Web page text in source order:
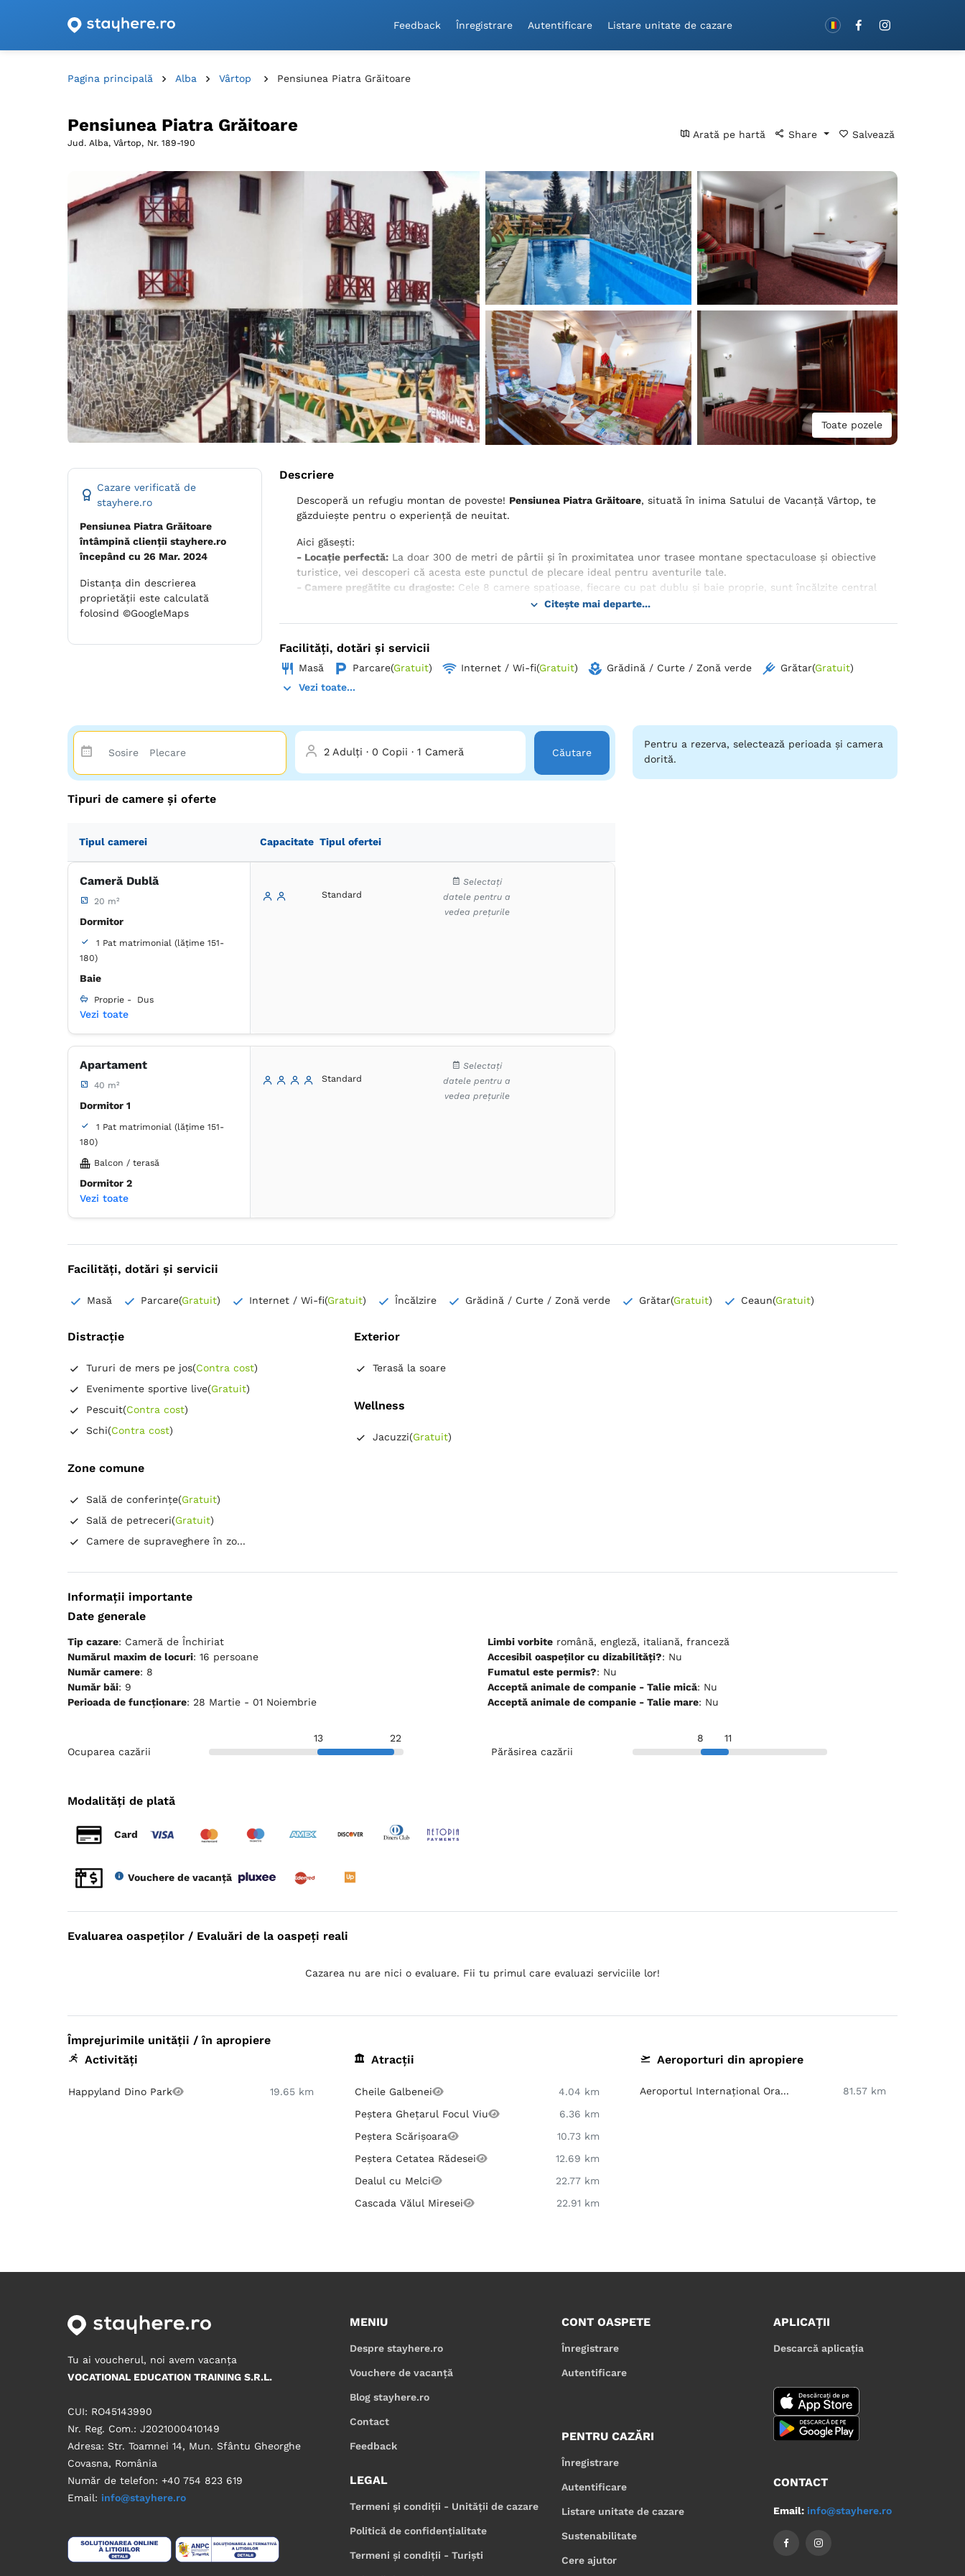
Feedback
Înregistrare Autentificare Listare unitate de cazare
Pagina principală Alba Vârtop Pensiunea Piatra Grăitoare
Pensiunea Piatra Grăitoare
Jud. Alba, Vârtop, Nr. 189-190
Arată pe hartă Share Salvează
Toate pozele
Cazare verificată de
stayhere.ro
Pensiunea Piatra Grăitoare
întâmpină clienții stayhere.ro
începând cu 26 Mar. 2024
Distanța din descrierea
proprietății este calculată
folosind ©GoogleMaps
Descriere
Descoperă un refugiu montan de poveste! Pensiunea Piatra Grăitoare, situată în inima Satului de Vacanță Vârtop, te
găzduiește pentru o experiență de neuitat.
Aici găsești:
- Locație perfectă: La doar 300 de metri de pârtii și în proximitatea unor trasee montane spectaculoase și obiective
turistice, vei descoperi că acesta este punctul de plecare ideal pentru aventurile tale.
- Camere pregătite cu dragoste: Cele 8 camere spațioase, fiecare cu pat dublu și baie proprie, sunt încălzite central
și echipate cu TV. În livingroom, ai la dispoziție chiar un PS4 pentru seri distractive.
- Atenție la detalii:Ne-am dedicat oferirii unor servicii de înaltă calitate, creând o atmosferă caldă și prietenoasă
pentru tine și ceilalți oaspeți.
Rezervă acum și pregătește-te să te bucuri de farmecul montan!
Citește mai departe...
Facilități, dotări și servicii
Masă Parcare(Gratuit) Internet / Wi-fi(Gratuit) Grădină / Curte / Zonă verde Grătar(Gratuit)
Vezi toate...
2 Adulți· 0 Copii ·1 Cameră Căutare
Tipuri de camere și oferte
Tipul camerei Capacitate Tipul ofertei
Cameră Dublă
20 m²
Dormitor
1 Pat matrimonial (lățime 151-
180)
Baie
Proprie - Duș
Umeraș pentru haine
Lenjerie de pat
TV cu ecran plat
Articole de toaletă gratuite
Hârtie igienică
Uscător de păr
Frigider în cameră
Vezi toate
Standard
Selectați
datele pentru a
vedea prețurile
Apartament
40 m²
Dormitor 1
1 Pat matrimonial (lățime 151-
180)
Balcon / terasă
Dormitor 2
1 Pat matrimonial (lățime 151-
180)
Baie 2
Hârtie igienică
Prosoape
Uscător de păr
Garderobă
Jocuri și puzzle-uri
TV cu ecran plat
Aparat de cafea
Frigider în cameră
Vezi toate
Standard
Selectați
datele pentru a
vedea prețurile
Pentru a rezerva, selectează perioada și camera
dorită.
Facilități, dotări și servicii
Masă Parcare(Gratuit) Internet / Wi-fi(Gratuit) Încălzire Grădină / Curte / Zonă verde Grătar(Gratuit) Ceaun(Gratuit)
Distracție
Tururi de mers pe jos(Contra cost)
Evenimente sportive live(Gratuit)
Pescuit(Contra cost)
Schi(Contra cost)
Zone comune
Sală de conferințe(Gratuit)
Sală de petreceri(Gratuit)
Camere de supraveghere în zo...
Exterior
Terasă la soare
Wellness
Jacuzzi(Gratuit)
Informații importante
Date generale
Tip cazare: Cameră de Închiriat
Numărul maxim de locuri: 16 persoane
Număr camere: 8
Număr băi: 9
Perioada de funcționare
: 28 Martie - 01 Noiembrie
Limbi vorbite română, engleză, italiană, franceză
Accesibil oaspeților cu dizabilități?
: Nu
Fumatul este permis?
: Nu
Acceptă animale de companie - Talie mică
: Nu
Acceptă animale de companie - Talie mare
: Nu
Ocuparea cazării
13
22
Părăsirea cazării
8 11
Modalități de plată
Card
Vouchere de vacanță
Evaluarea oaspeților / Evaluări de la oaspeți reali
Cazarea nu are nici o evaluare. Fii tu primul care evaluazi serviciile lor!
Împrejurimile unității / în apropiere
Activități
Happyland Dino Park 19.65 km
Atracții
Cheile Galbenei
4.04 km
Peștera Ghețarul Focul Viu
6.36 km
Peștera Scărișoara
10.73 km
Peștera Cetatea Rădesei
12.69 km
Dealul cu Melci
22.77 km
Cascada Vălul Miresei
22.91 km
Aeroporturi din apropiere
Aeroportul Internațional Ora... 81.57 km
Tu ai voucherul, noi avem vacanța
VOCATIONAL EDUCATION TRAINING S.R.L.
CUI: RO45143990
Nr. Reg. Com.: J2021000410149
Adresa: Str. Toamnei 14, Mun. Sfântu Gheorghe
Covasna, România
Număr de telefon: +40 754 823 619
Email: info@stayhere.ro
MENIU
Despre stayhere.ro
Vouchere de vacanță
Blog stayhere.ro
Contact
Feedback
LEGAL
Termeni și condiții - Unității de cazare
Politică de confidențialitate
Termeni și condiții - Turiști
CONT OASPETE
Înregistrare
Autentificare
PENTRU CAZĂRI
Înregistrare
Autentificare
Listare unitate de cazare
Sustenabilitate
Cere ajutor
APLICAȚII
Descarcă aplicația
CONTACT
Email: info@stayhere.ro